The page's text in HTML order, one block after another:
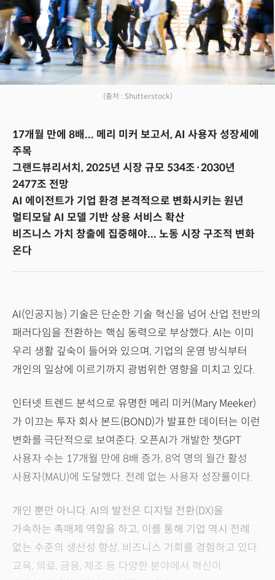
(출처 : Shutterstock)
17개월 만에 8배... 메리 미커 보고서, AI 사용자 성장세에
주목
그랜드뷰리서치, 2025년 시장 규모 534조·2030년
2477조 전망
AI 에이전트가 기업 환경 본격적으로 변화시키는 원년
멀티모달 AI 모델 기반 상용 서비스 확산
비즈니스 가치 창출에 집중해야... 노동 시장 구조적 변화
온다
AI(인공지능) 기술은 단순한 기술 혁신을 넘어 산업 전반의
패러다임을 전환하는 핵심 동력으로 부상했다. AI는 이미
우리 생활 깊숙이 들어와 있으며, 기업의 운영 방식부터
개인의 일상에 이르기까지 광범위한 영향을 미치고 있다.
인터넷 트렌드 분석으로 유명한 메리 미커(Mary Meeker)
가 이끄는 투자 회사 본드(BOND)가 발표한 데이터는 이런
변화를 극단적으로 보여준다. 오픈AI가 개발한 챗GPT
사용자 수는 17개월 만에 8배 증가, 8억 명의 월간 활성
사용자(MAU)에 도달했다. 전례 없는 사용자 성장률이다.
개인 뿐만 아니다. AI의 발전은 디지털 전환(DX)을
가속하는 촉매제 역할을 하고, 이를 통해 기업 역시 전례
없는 수준의 생산성 향상, 비즈니스 기회를 경험하고 있다.
교육, 의료, 금융, 제조 등 다양한 분야에서 혁신이